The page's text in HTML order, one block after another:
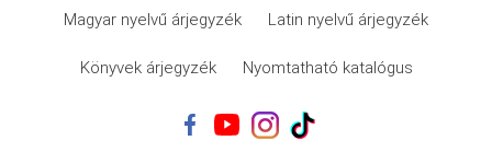
Magyar nyelvű árjegyzék Latin nyelvű árjegyzék
Könyvek árjegyzék Nyomtatható katalógus